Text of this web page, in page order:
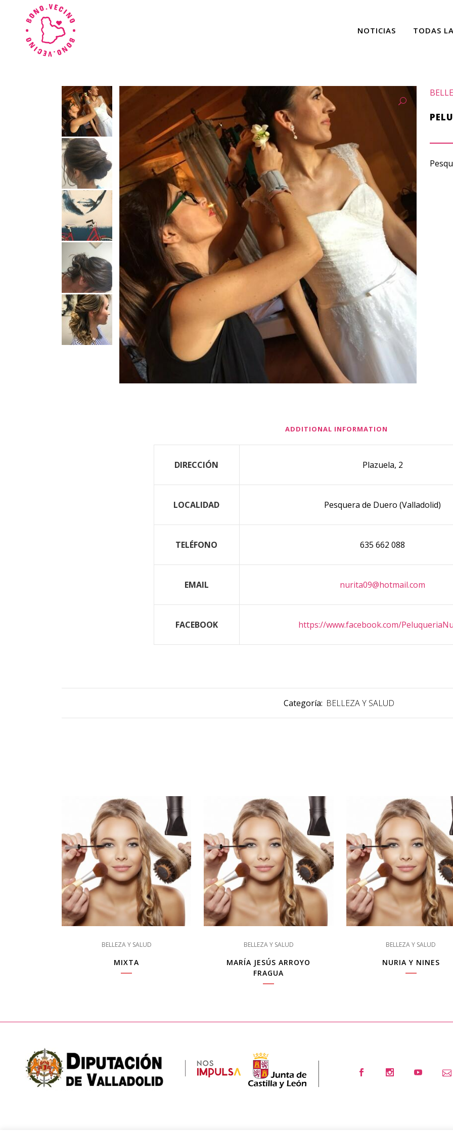
NOTICIAS TODAS
ADDITIONAL INFORMATION
DIRECCIÓN Plazuela, 2
LOCALIDAD Pesquera de Duero (Valladolid)
TELÉFONO 635 662 088
EMAIL nurita09@hotmail.com
FACEBOOK https://www.facebook.com/
Categoría: BELLEZA Y SALUD
BELLEZA Y SALUD
MIXTA
BELLEZA Y SALUD
MARÍA JESÚS ARROYO
FRAGUA
BELLEZA Y SALUD
NURIA Y NINES